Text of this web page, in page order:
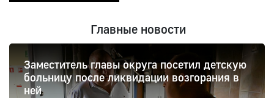
Главные новости
Заместитель главы округа посетил детскую
больницу после ликвидации возгорания в
ней